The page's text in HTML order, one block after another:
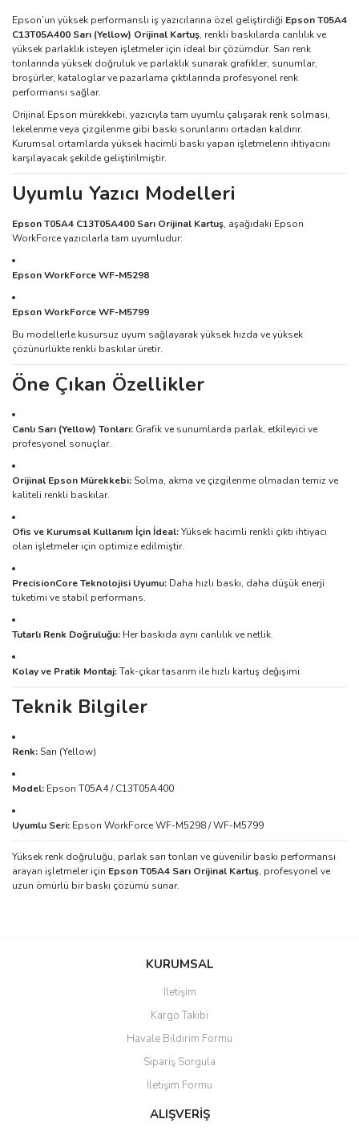
Epson’un yüksek performanslı iş yazıcılarına özel geliştirdiği Epson T05A4
C13T05A400 Sarı (Yellow) Orijinal Kartuş, renkli baskılarda canlılık ve
yüksek parlaklık isteyen işletmeler için ideal bir çözümdür. Sarı renk
tonlarında yüksek doğruluk ve parlaklık sunarak grafikler, sunumlar,
broşürler, kataloglar ve pazarlama çıktılarında profesyonel renk
performansı sağlar.
Orijinal Epson mürekkebi, yazıcıyla tam uyumlu çalışarak renk solması,
lekelenme veya çizgilenme gibi baskı sorunlarını ortadan kaldırır.
Kurumsal ortamlarda yüksek hacimli baskı yapan işletmelerin ihtiyacını
karşılayacak şekilde geliştirilmiştir.
Uyumlu Yazıcı Modelleri
Epson T05A4 C13T05A400 Sarı Orijinal Kartuş, aşağıdaki Epson
WorkForce yazıcılarla tam uyumludur:
Epson WorkForce WF-M5298
Epson WorkForce WF-M5799
Bu modellerle kusursuz uyum sağlayarak yüksek hızda ve yüksek
çözünürlükte renkli baskılar üretir.
Öne Çıkan Özellikler
Canlı Sarı (Yellow) Tonları: Grafik ve sunumlarda parlak, etkileyici ve
profesyonel sonuçlar.
Orijinal Epson Mürekkebi:Solma, akma ve çizgilenme olmadan temiz ve
kaliteli renkli baskılar.
Ofis ve Kurumsal Kullanım İçin İdeal:Yüksek hacimli renkli çıktı ihtiyacı
olan işletmeler için optimize edilmiştir.
PrecisionCore Teknolojisi Uyumu: Daha hızlı baskı, daha düşük enerji
tüketimi ve stabil performans.
Tutarlı Renk Doğruluğu: Her baskıda aynı canlılık ve netlik.
Kolay ve Pratik Montaj:Tak-çıkar tasarım ile hızlı kartuş değişimi.
Teknik Bilgiler
Renk:Sarı (Yellow)
Model: Epson T05A4 / C13T05A400
Uyumlu Seri: Epson WorkForce WF-M5298 / WF-M5799
Yüksek renk doğruluğu, parlak sarı tonları ve güvenilir baskı performansı
arayan işletmeler için Epson T05A4 Sarı Orijinal Kartuş, profesyonel ve
uzun ömürlü bir baskı çözümü sunar.
Bu ürüne ilk yorumu siz yapın!
Ürün resmi kalitesiz, bozuk veya görüntülenemiyor.
Ürün açıklamasında eksik bilgiler bulunuyor.
Ürün bilgilerinde hatalar bulunuyor.
Ürün fiyatı diğer sitelerden daha pahalı.
Bu ürüne benzer farklı alternatifler olmalı.
KURUMSAL
İletişim
Kargo Takibi
Havale Bildirim Formu
Sipariş Sorgula
İletişim Formu
ALIŞVERİŞ